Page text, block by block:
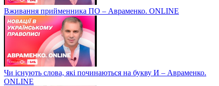
Вживання прийменника ПО – Авраменко. ONLINE
Чи існують слова, які починаються на букву И – Авраменко.
ONLINE